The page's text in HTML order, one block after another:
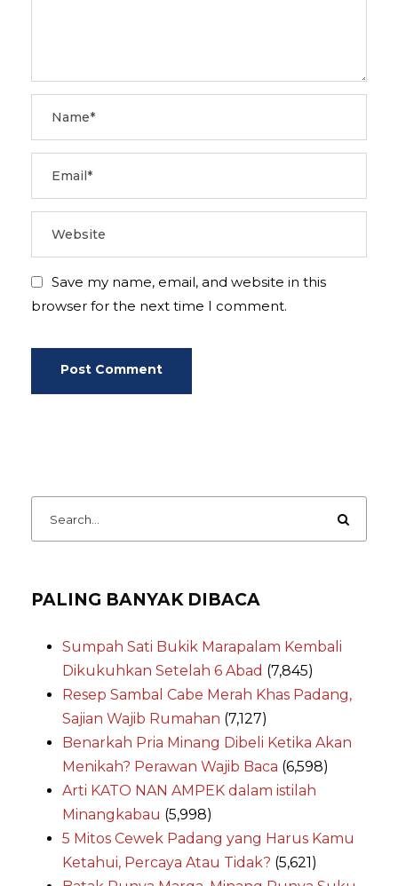
Save my name, email, and website in this
browser for the next time I comment.
PALING BANYAK DIBACA
Sumpah Sati Bukik Marapalam Kembali
Dikukuhkan Setelah 6 Abad (7,845)
Resep Sambal Cabe Merah Khas Padang,
Sajian Wajib Rumahan (7,127)
Benarkah Pria Minang Dibeli Ketika Akan
Menikah? Perawan Wajib Baca (6,598)
Arti KATO NAN AMPEK dalam istilah
Minangkabau (5,998)
5 Mitos Cewek Padang yang Harus Kamu
Ketahui, Percaya Atau Tidak? (5,621)